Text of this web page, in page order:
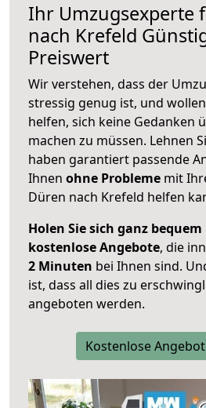
Ihr Umzugsexperte
nach Krefeld
Preiswert
Wir verstehen, dass der
stressig genug ist, und
helfen, sich keine Gedanken
machen zu müssen. Lehnen
haben garantiert passende
Ihnen ohne Probleme mit
Düren nach Krefeld helfen
Holen Sie sich ganz
kostenlose Angebote, die
2 Minuten bei Ihnen sind.
ist, dass all dies zu
angeboten werden.
Kostenlose